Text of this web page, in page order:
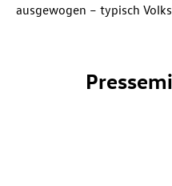
ausgewogen – typisch